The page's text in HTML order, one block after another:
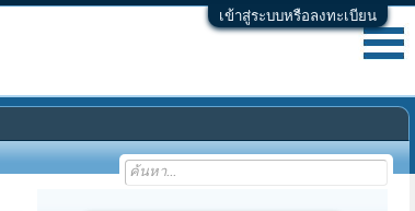
เข้าสู่ระบบหรือลงทะเบียน